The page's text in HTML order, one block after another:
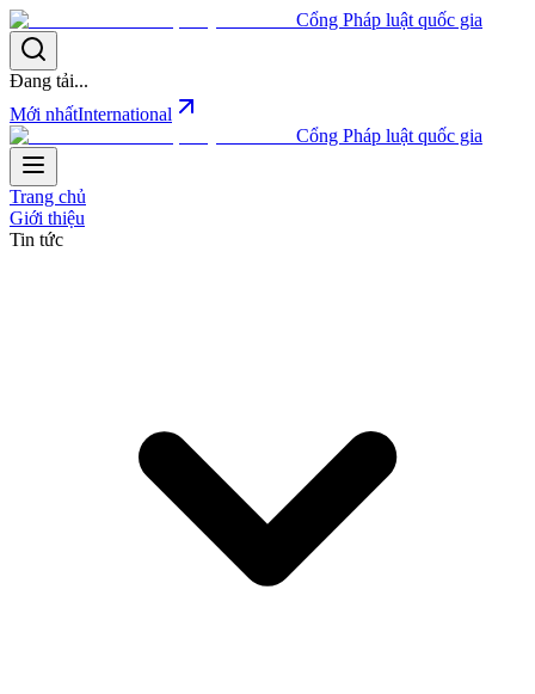
Cổng Pháp luật quốc gia
Đang tải...
Mới nhấtInternational
Cổng Pháp luật quốc gia
Trang chủ
Giới thiệu
Tin tức